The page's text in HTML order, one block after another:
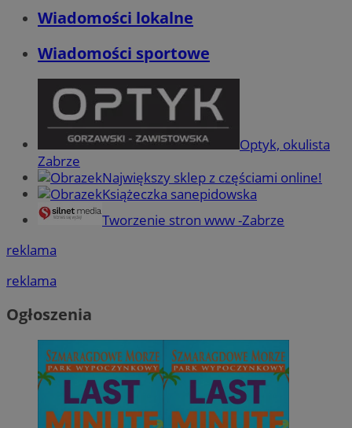
Wiadomości lokalne
Wiadomości sportowe
Optyk, okulista
Zabrze
Największy sklep z częściami online!
Książeczka sanepidowska
Tworzenie stron www -Zabrze
reklama
reklama
Ogłoszenia